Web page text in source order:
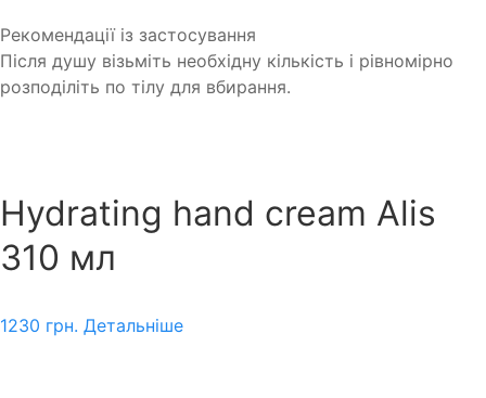
Рекомендації із застосування
Після душу візьміть необхідну кількість і рівномірно
розподіліть по тілу для вбирання.
Hydrating hand cream Alis
310 мл
1230 грн. Детальніше